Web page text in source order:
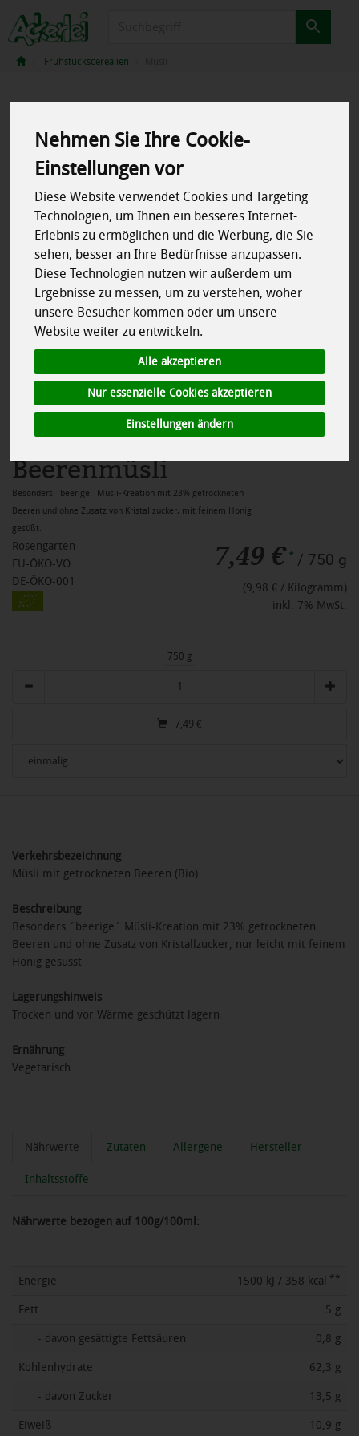
Nehmen Sie Ihre Cookie-
Einstellungen vor
Diese Website verwendet Cookies und Targeting
Technologien, um Ihnen ein besseres Internet-
Erlebnis zu ermöglichen und die Werbung, die Sie
sehen, besser an Ihre Bedürfnisse anzupassen.
Diese Technologien nutzen wir außerdem um
Ergebnisse zu messen, um zu verstehen, woher
unsere Besucher kommen oder um unsere
Website weiter zu entwickeln.
Alle akzeptieren
Nur essenzielle Cookies akzeptieren
Einstellungen ändern
Frühstückscerealien
Beerenmüsli
Besonders ´beerige´ Müsli-Kreation mit 23% getrockneten
Beeren und ohne Zusatz von Kristallzucker, mit feinem Honig
gesüßt.
Rosengarten
EU-ÖKO-VO
DE-ÖKO-001
7,49 € * / 750 g
(9,98 € / Kilogramm)
inkl. 7% MwSt.
750 g
7,49 €
Verkehrsbezeichnung
Müsli mit getrockneten Beeren (Bio)
Beschreibung
Besonders ´beerige´ Müsli-Kreation mit 23% getrockneten
Beeren und ohne Zusatz von Kristallzucker, nur leicht mit feinem
Honig gesüsst
Lagerungshinweis
Trocken und vor Wärme geschützt lagern
Ernährung
Vegetarisch
Nährwerte Zutaten Allergene Hersteller
Inhaltsstoffe
Nährwerte bezogen auf 100g/100ml:
Energie 1500 kJ / 358 kcal **
Fett 5 g
- davon gesättigte Fettsäuren 0,8 g
Kohlenhydrate 62,3 g
- davon Zucker 13,5 g
Eiweiß 10,9 g